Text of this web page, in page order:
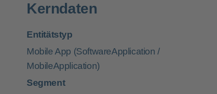
Kerndaten
Entitätstyp
Mobile App (SoftwareApplication /
MobileApplication)
Segment